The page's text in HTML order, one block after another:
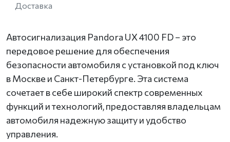
Доставка
Автосигнализация Pandora UX 4100 FD – это
передовое решение для обеспечения
безопасности автомобиля с установкой под ключ
в Москве и Санкт-Петербурге. Эта система
сочетает в себе широкий спектр современных
функций и технологий, предоставляя владельцам
автомобиля надежную защиту и удобство
управления.